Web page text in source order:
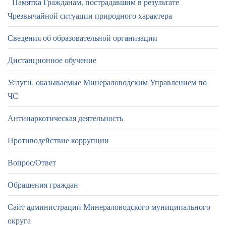
Чрезвычайной ситуации природного характера
Сведения об образовательной организации
Дистанционное обучение
Услуги, оказываемые Минераловодским Управлением по
ЧС
Антинаркотическая деятельность
Противодействие коррупции
Вопрос/Ответ
Обращения граждан
Сайт администрации Минераловодского муниципального
округа